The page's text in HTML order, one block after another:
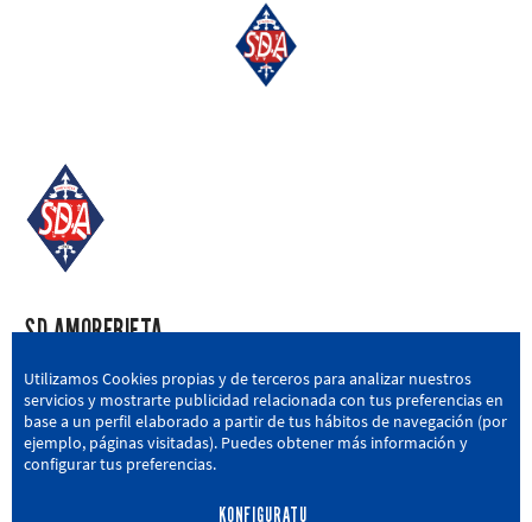
SD AMOREBIETA
San Miguel Kalea, 16, 48340 Amorebieta, Bizkaia
946 604 751 | sda@sdamorebieta.eus
Utilizamos Cookies propias y de terceros para analizar nuestros
servicios y mostrarte publicidad relacionada con tus preferencias en
base a un perfil elaborado a partir de tus hábitos de navegación (por
ejemplo, páginas visitadas). Puedes obtener más información y
configurar tus preferencias.
KONFIGURATU